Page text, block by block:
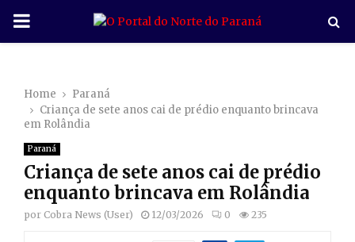
P
M
A
Home
Paraná
Criança de sete anos cai de prédio enquanto brincava
em Rolândia
Paraná
Criança de sete anos cai de prédio
enquanto brincava em Rolândia
por Cobra News (User) 12/03/2026 0 235